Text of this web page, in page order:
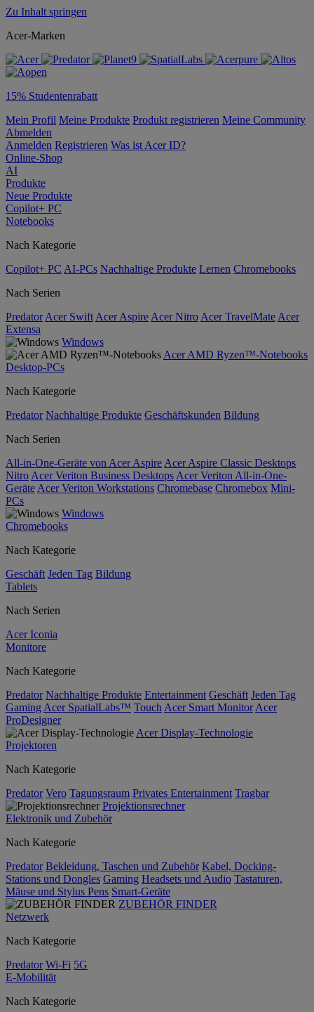
Zu Inhalt springen
Acer-Marken
15% Studentenrabatt
Mein Profil Meine Produkte Produkt registrieren Meine Community
Abmelden
Anmelden Registrieren Was ist Acer ID?
Online-Shop
AI
Produkte
Neue Produkte
Copilot+ PC
Notebooks
Nach Kategorie
Copilot+ PC AI-PCs Nachhaltige Produkte Lernen Chromebooks
Nach Serien
Predator Acer Swift Acer Aspire Acer Nitro Acer TravelMate Acer
Extensa
Windows
Acer AMD Ryzen™-Notebooks
Desktop-PCs
Nach Kategorie
Predator Nachhaltige Produkte Geschäftskunden Bildung
Nach Serien
All-in-One-Geräte von Acer Aspire Acer Aspire Classic Desktops
Nitro Acer Veriton Business Desktops Acer Veriton All-in-One-
Geräte Acer Veriton Workstations Chromebase Chromebox Mini-
PCs
Windows
Chromebooks
Nach Kategorie
Geschäft Jeden Tag Bildung
Tablets
Nach Serien
Acer Iconia
Monitore
Nach Kategorie
Predator Nachhaltige Produkte Entertainment Geschäft Jeden Tag
Gaming Acer SpatialLabs™ Touch Acer Smart Monitor Acer
ProDesigner
Acer Display-Technologie
Projektoren
Nach Kategorie
Predator Vero Tagungsraum Privates Entertainment Tragbar
Projektionsrechner
Elektronik und Zubehör
Nach Kategorie
Predator Bekleidung, Taschen und Zubehör Kabel, Docking-
Stations und Dongles Gaming Headsets und Audio Tastaturen,
Mäuse und Stylus Pens Smart-Geräte
ZUBEHÖR FINDER
Netzwerk
Nach Kategorie
Predator Wi-Fi 5G
E-Mobilität
Nach Kategorie